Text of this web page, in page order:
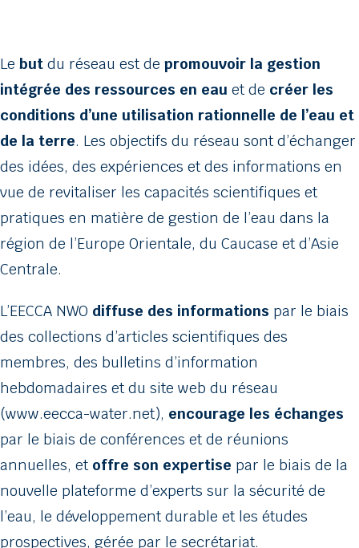
Le but du réseau est de promouvoir la gestion
intégrée des ressources en eau et de créer les
conditions d’une utilisation rationnelle de l’eau et
de la terre. Les objectifs du réseau sont d’échanger
des idées, des expériences et des informations en
vue de revitaliser les capacités scientifiques et
pratiques en matière de gestion de l’eau dans la
région de l’Europe Orientale, du Caucase et d’Asie
Centrale.
L’EECCA NWO diffuse des informations par le biais
des collections d’articles scientifiques des
membres, des bulletins d’information
hebdomadaires et du site web du réseau
(www.eecca-water.net), encourage les échanges
par le biais de conférences et de réunions
annuelles, et offre son expertise par le biais de la
nouvelle plateforme d’experts sur la sécurité de
l’eau, le développement durable et les études
prospectives, gérée par le secrétariat.